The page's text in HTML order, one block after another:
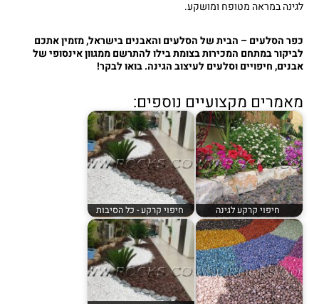
לגינה במראה מטופח ומושקע.
כפר הסלעים – הבית של הסלעים והאבנים בישראל, מזמין אתכם
לביקור במתחם המכירות בצומת בילו להתרשם ממגוון אינסופי של
אבנים, חיפויים וסלעים לעיצוב הגינה. בואו לבקר!
מאמרים מקצועיים נוספים:
חיפוי קרקע לגינה חיפוי קרקע - כל הסיבות